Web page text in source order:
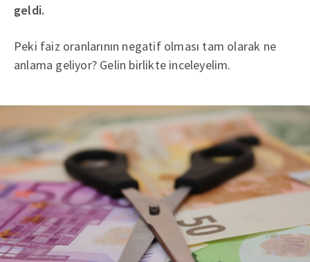
geldi.
Peki faiz oranlarının negatif olması tam olarak ne
anlama geliyor? Gelin birlikte inceleyelim.